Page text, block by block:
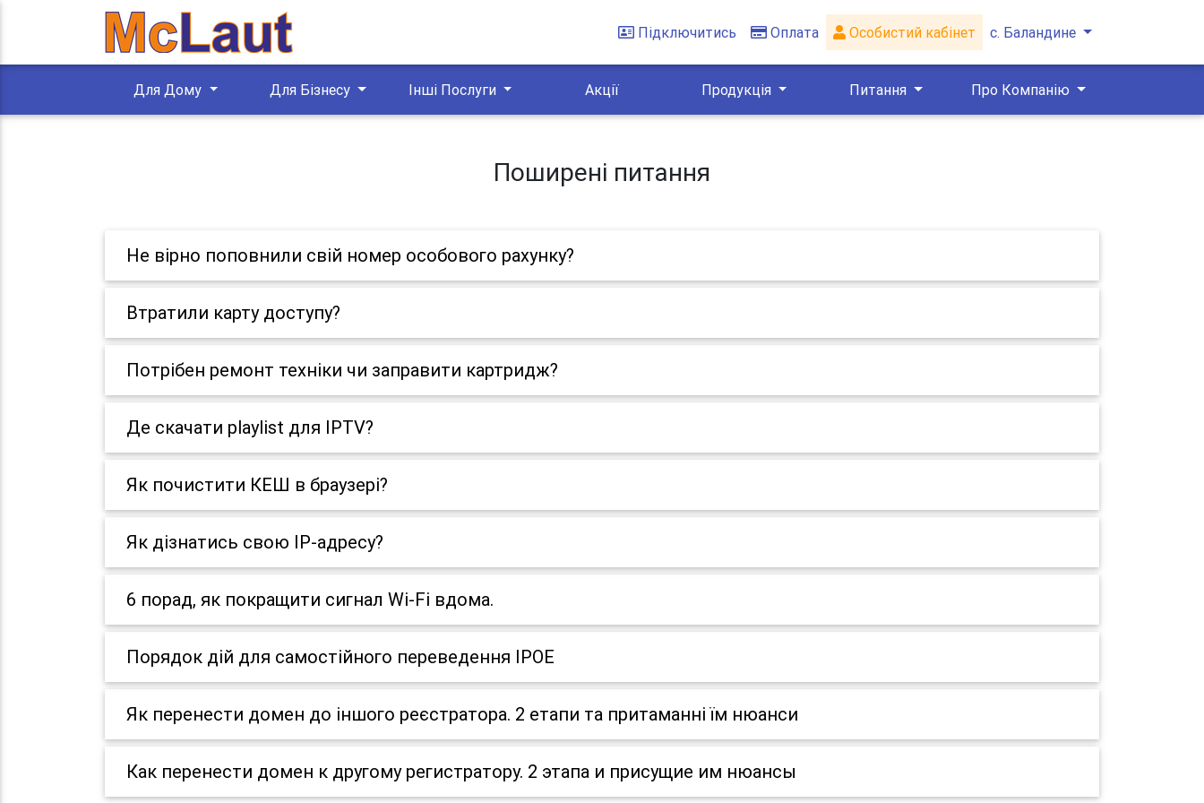
Підключитись Оплата Особистий кабінет с. Баландине
Для Дому Для Бізнесу Інші Послуги Акції Продукція Питання Про Компанію
Поширені питання
Не вірно поповнили свій номер особового рахунку?
Втратили карту доступу?
Потрібен ремонт техніки чи заправити картридж?
Де скачати playlist для IPTV?
Як почистити КЕШ в браузері?
Як дізнатись свою IP-адресу?
6 порад, як покращити сигнал Wi-Fi вдома.
Порядок дій для самостійного переведення IPOE
Як перенести домен до іншого реєстратора. 2 етапи та притаманні їм нюанси
Как перенести домен к другому регистратору. 2 этапа и присущие им нюансы